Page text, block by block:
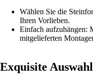
Wählen Sie die
Ihren Vorlieben.
Einfach aufzuhängen:
mitgelieferten
Exquisite